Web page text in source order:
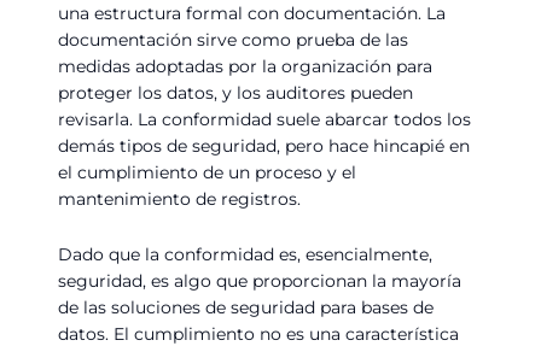
una estructura formal con documentación. La
documentación sirve como prueba de las
medidas adoptadas por la organización para
proteger los datos, y los auditores pueden
revisarla. La conformidad suele abarcar todos los
demás tipos de seguridad, pero hace hincapié en
el cumplimiento de un proceso y el
mantenimiento de registros.
Dado que la conformidad es, esencialmente,
seguridad, es algo que proporcionan la mayoría
de las soluciones de seguridad para bases de
datos. El cumplimiento no es una característica